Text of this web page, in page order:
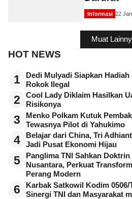
Informasi 22
Muat
HOT NEWS
1
Dedi Mulyadi Siapkan
Rokok Ilegal
2
Cool Lady Diklaim Hasilkan
Risikonya
3
Menko Polkam Kutuk
Tewasnya Pilot di Yahukimo
4
Belajar dari China, Tri
Jadi Pusat Ekonomi Hijau
5
Panglima TNI Sahkan
Nusantara, Perkuat
Perang Modern
6
Karbak Satkowil Kodim
Sinergi TNI dan Masyarakat